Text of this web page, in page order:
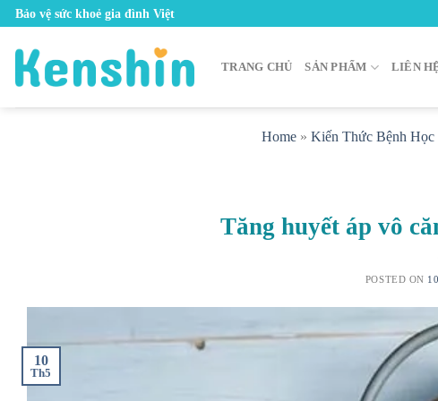
Skip
content
Bảo vệ sức khoẻ gia đình Việt
TRANG CHỦ SẢN PHẨM LIÊN
Home » Kiến Thức Bệnh Học
Tăng huyết áp vô
POSTED ON
10
Th5